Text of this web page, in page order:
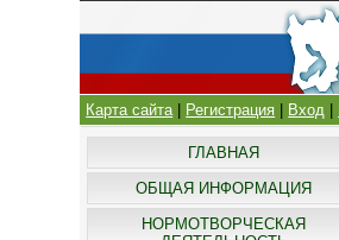
Карта сайта| Регистрация Вход
ГЛАВНАЯ
ОБЩАЯ ИНФОРМАЦИЯ
НОРМОТВОРЧЕСКАЯ